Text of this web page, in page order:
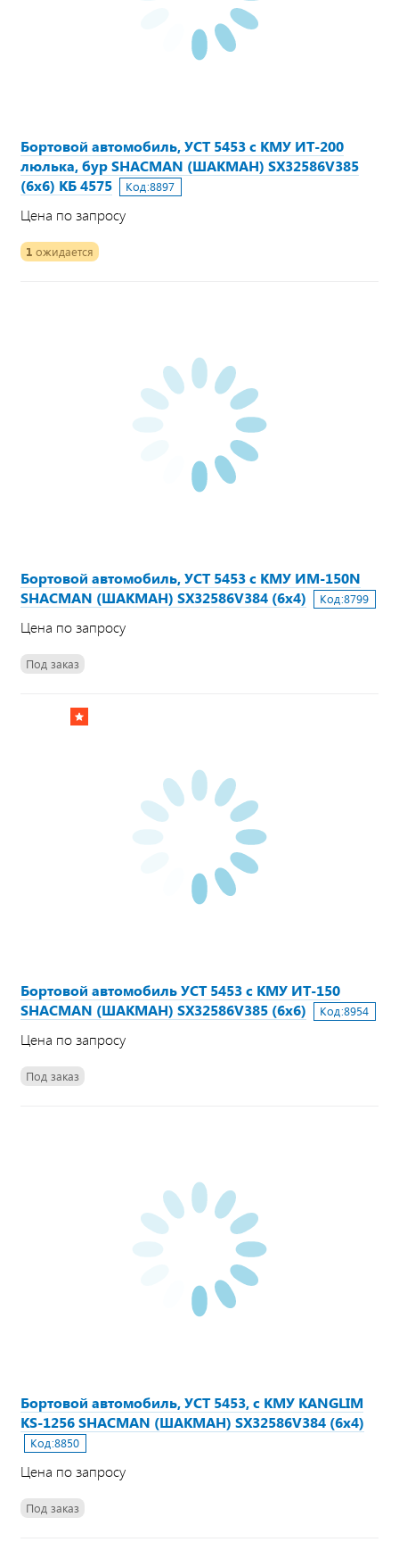
Бортовой автомобиль, УСТ 5453 с КМУ ИТ-200
люлька, бур SHACMAN (ШАКМАН) SX32586V385
(6х6) КБ 4575
Код:8897
Цена по запросу
1 ожидается
Бортовой автомобиль, УСТ 5453 с КМУ ИМ-150N
SHACMAN (ШАКМАН) SX32586V384 (6х4)
Код:8799
Цена по запросу
Под заказ
Бортовой автомобиль УСТ 5453 с КМУ ИТ-150
SHACMAN (ШАКМАН) SX32586V385 (6х6)
Код:8954
Цена по запросу
Под заказ
Бортовой автомобиль, УСТ 5453, с КМУ KANGLIM
KS-1256 SHACMAN (ШАКМАН) SX32586V384 (6х4)
Код:8850
Цена по запросу
Под заказ